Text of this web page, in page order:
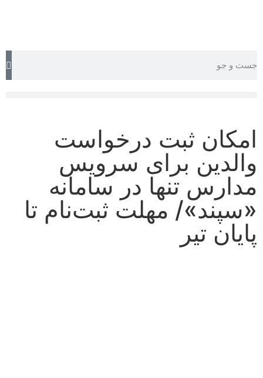
امکان ثبت درخواست
والدین برای سرویس
مدارس تنها در سامانه
«سپند»/ مهلت ثبت‌نام تا
پایان تیر